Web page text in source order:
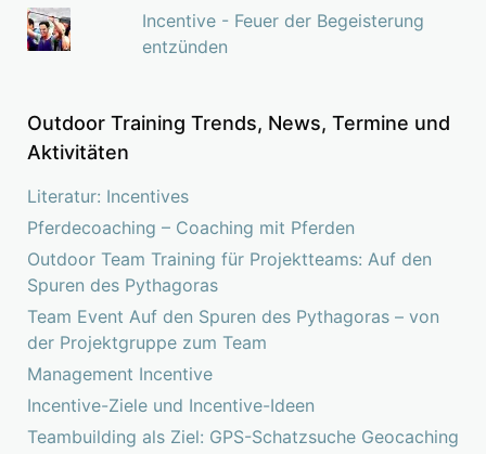
Incentive - Feuer der Begeisterung
entzünden
Outdoor Training Trends, News, Termine und
Aktivitäten
Literatur: Incentives
Pferdecoaching – Coaching mit Pferden
Outdoor Team Training für Projektteams: Auf den
Spuren des Pythagoras
Team Event Auf den Spuren des Pythagoras – von
der Projektgruppe zum Team
Management Incentive
Incentive-Ziele und Incentive-Ideen
Teambuilding als Ziel: GPS-Schatzsuche Geocaching